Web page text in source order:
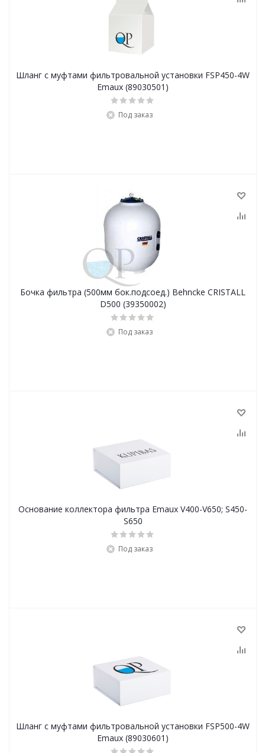
Шланг с муфтами фильтровальной установки FSP450-4W
Emaux (89030501)
Под заказ
Бочка фильтра (500мм бок.подсоед.) Behncke CRISTALL
D500 (39350002)
Под заказ
Основание коллектора фильтра Emaux V400-V650; S450-
S650
Под заказ
Шланг с муфтами фильтровальной установки FSP500-4W
Emaux (89030601)